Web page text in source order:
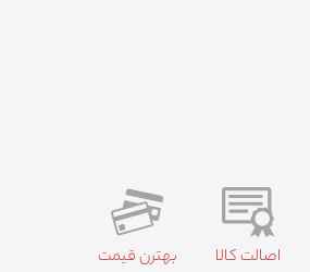
اصالت کالا بهترن قیمت